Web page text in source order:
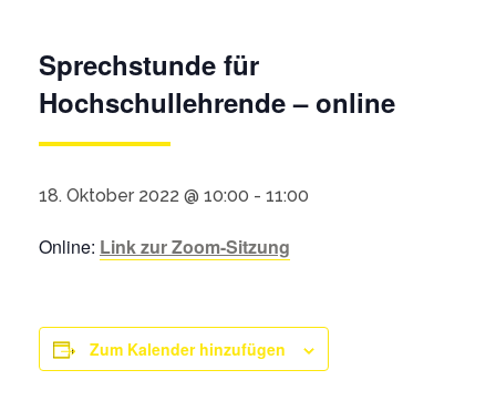
Sprechstunde für
Hochschullehrende – online
18. Oktober 2022 @ 10:00 - 11:00
Online: Link zur Zoom-Sitzung
Zum Kalender hinzufügen